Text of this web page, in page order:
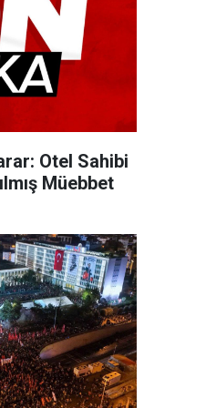
Otel Sahibi
Müebbet